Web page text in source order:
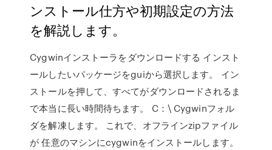
ンストール仕方や初期設定の方法
を解説します。
Cygwinインストーラをダウンロードする インスト
ールしたいパッケージをguiから選択します。 イン
ストールを押して、すべてがダウンロードされるま
で本当に長い時間待ちます。 C：\ Cygwinフォル
ダを解凍します。 これで、オフラインzipファイル
が 任意のマシンにcygwinをインストールします。